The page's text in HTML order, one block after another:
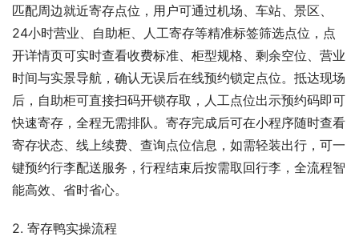
匹配周边就近寄存点位，用户可通过机场、车站、景区、
24小时营业、自助柜、人工寄存等精准标签筛选点位，点
开详情页可实时查看收费标准、柜型规格、剩余空位、营业
时间与实景导航，确认无误后在线预约锁定点位。抵达现场
后，自助柜可直接扫码开锁存取，人工点位出示预约码即可
快速寄存，全程无需排队。寄存完成后可在小程序随时查看
寄存状态、线上续费、查询点位信息，如需轻装出行，可一
键预约行李配送服务，行程结束后按需取回行李，全流程智
能高效、省时省心。
2. 寄存鸭实操流程